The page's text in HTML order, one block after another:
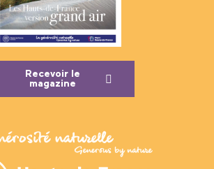
Recevoir le
magazine